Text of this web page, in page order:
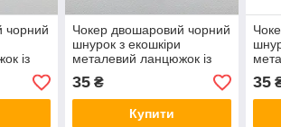
чорний
із
см
Чокер двошаровий чорний
шнурок з екошкіри
металевий ланцюжок із
паличкою та
подовжувачем довжина
виробу 40 см
35₴
Купити
35